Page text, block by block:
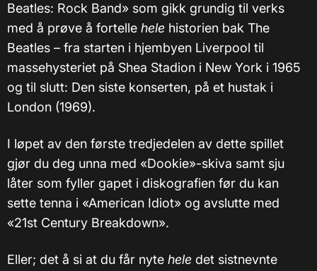
Beatles: Rock Band» som gikk grundig til verks
med å prøve å fortelle hele historien bak The
Beatles – fra starten i hjembyen Liverpool til
massehysteriet på Shea Stadion i New York i 1965
og til slutt: Den siste konserten, på et hustak i
London (1969).
I løpet av den første tredjedelen av dette spillet
gjør du deg unna med «Dookie»-skiva samt sju
låter som fyller gapet i diskografien før du kan
sette tenna i «American Idiot» og avslutte med
«21st Century Breakdown».
Eller; det å si at du får nyte hele det sistnevnte